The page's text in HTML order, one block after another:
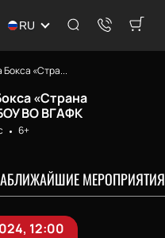
RU
Бокса «Стра...
«Страна
ВО ВГАФК
6+
БЛИЖАЙШИЕ МЕРОПРИЯТИЯ